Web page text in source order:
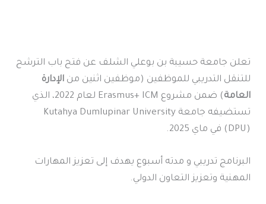
تعلن جامعة حسيبة بن بوعلي الشلف عن فتح باب الترشح
للتنقل التدريبي للموظفين (موظفين اثنين من الإدارة
العامة
) ضمن مشروع Erasmus+ ICM لعام 2022، الذي
تستضيفه جامعة Kutahya Dumlupinar University
(DPU) في ماي 2025.
البرنامج تدريبي و مدته أسبوع يهدف إلى تعزيز المهارات
المهنية وتعزيز التعاون الدولي.